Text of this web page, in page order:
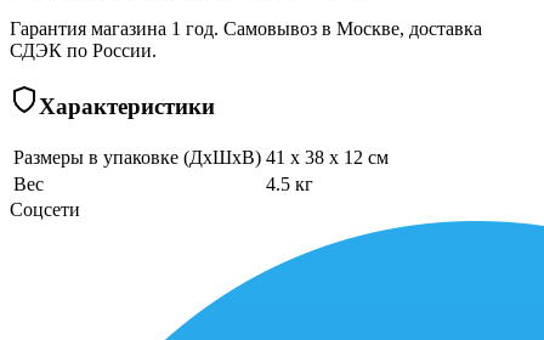
Гарантия магазина 1 год. Самовывоз в Москве, доставка
СДЭК по России.
Характеристики
Размеры в упаковке (ДхШхВ) 41 x 38 x 12 см
Вес
4.5 кг
Соцсети